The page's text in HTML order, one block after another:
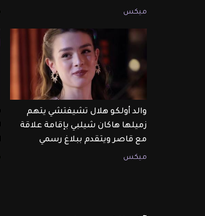
ميكس
والد أولكو هلال تشيفتشي يتهم
زميلها هاكان شيلبي بإقامة علاقة
مع قاصر ويتقدم ببلاغ رسمي
ميكس